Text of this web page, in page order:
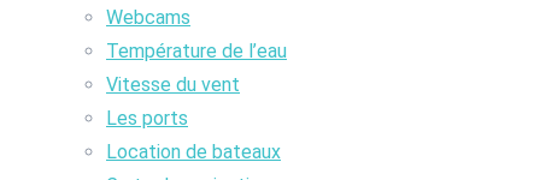
Webcams
Température de l’eau
Vitesse du vent
Les ports
Location de bateaux